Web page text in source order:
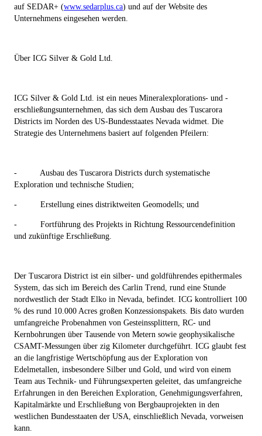
auf SEDAR+ (www.sedarplus.ca) und auf der Website des
Unternehmens eingesehen werden.
Über ICG Silver & Gold Ltd.
ICG Silver & Gold Ltd. ist ein neues Mineralexplorations- und -
erschließungsunternehmen, das sich dem Ausbau des Tuscarora
Districts im Norden des US-Bundesstaates Nevada widmet. Die
Strategie des Unternehmens basiert auf folgenden Pfeilern:
-
Ausbau des Tuscarora Districts durch systematische
Exploration und technische Studien;
- Erstellung eines distriktweiten Geomodells; und
-
Fortführung des Projekts in Richtung Ressourcendefinition
und zukünftige Erschließung.
Der Tuscarora District ist ein silber- und goldführendes epithermales
System, das sich im Bereich des Carlin Trend, rund eine Stunde
nordwestlich der Stadt Elko in Nevada, befindet. ICG kontrolliert 100
% des rund 10.000 Acres großen Konzessionspakets. Bis dato wurden
umfangreiche Probenahmen von Gesteinssplittern, RC- und
Kernbohrungen über Tausende von Metern sowie geophysikalische
CSAMT-Messungen über zig Kilometer durchgeführt. ICG glaubt fest
an die langfristige Wertschöpfung aus der Exploration von
Edelmetallen, insbesondere Silber und Gold, und wird von einem
Team aus Technik- und Führungsexperten geleitet, das umfangreiche
Erfahrungen in den Bereichen Exploration, Genehmigungsverfahren,
Kapitalmärkte und Erschließung von Bergbauprojekten in den
westlichen Bundesstaaten der USA, einschließlich Nevada, vorweisen
kann.